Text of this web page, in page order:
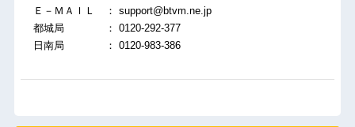
Ｅ－ＭＡＩＬ ： support@btvm.ne.jp
都城局 ： 0120-292-377
日南局 ： 0120-983-386